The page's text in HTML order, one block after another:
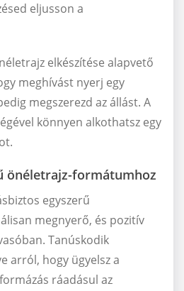
eljusson a
elkészítése alapvető
meghívást nyerj egy
megszerezd az állást. A
könnyen alkothatsz egy
önéletrajz-formátumhoz
egyszerű
megnyerő, és pozitív
Tanúskodik
arról, hogy ügyelsz a
ráadásul az